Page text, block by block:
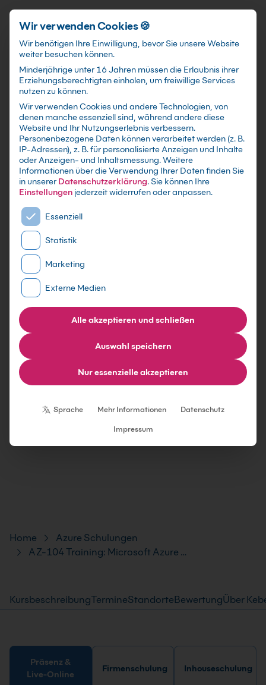
Schnellzugriff
AZ-104 Training:
Microsoft Azure
Administrator (AZ-
104T00) Kurs
mit Zertifikat - Kurse zu festen Terminen sowie
individuelle Firmen -und Inhouse-Schulungen
nach Maß - Live Online oder in Präsenz lernen -
In kleinen Gruppen oder im gezielten
Einzelcoaching
Pfad-Navigation
Home
Azure Schulungen
AZ-104 Training: Microsoft Azure …
KursbeschreibungTermineStandorteBewertungÜber
Präsenz &
Live-Online
Firmenschulung Inhouseschulung
Wir verwenden Cookies 🍪
Wir benötigen Ihre Einwilligung, bevor Sie unsere Website
weiter besuchen können.
Minderjährige unter 16 Jahren müssen die Erlaubnis ihrer
Erziehungsberechtigten einholen, um freiwillige Services
nutzen zu können.
Wir verwenden Cookies und andere Technologien, von
denen manche essenziell sind, während andere diese
Website und Ihr Nutzungserlebnis verbessern.
Personenbezogene Daten können verarbeitet werden (z. B.
IP-Adressen), z. B. für personalisierte Anzeigen und Inhalte
oder Anzeigen- und Inhaltsmessung.Weitere
Informationen über die Verwendung Ihrer Daten finden Sie
in unserer Datenschutzerklärung.Sie können Ihre
Einstellungen jederzeit widerrufen oder anpassen.
Es folgt eine Liste der Service-Gruppen, für die eine
Essenziell
Statistik
Marketing
Externe Medien
Alle akzeptieren und schließen
Auswahl speichern
Nur essenzielle akzeptieren
Sprache Mehr Informationen Datenschutz
Impressum